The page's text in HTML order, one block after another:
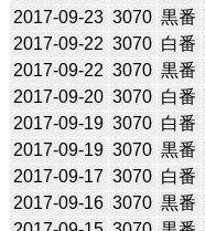
2017-09-23 3070 黒番
2017-09-22 3070 白番
2017-09-22 3070 黒番
2017-09-20 3070 白番
2017-09-19 3070 白番
2017-09-19 3070 黒番
2017-09-17 3070 白番
2017-09-16 3070 黒番